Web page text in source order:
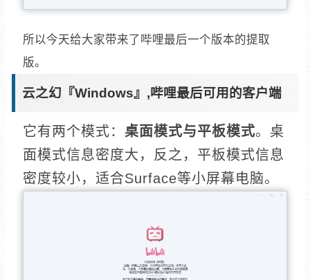
所以今天给大家带来了哔哩最后一个版本的提取
版。
云之幻『Windows』,哔哩最后可用的客户端
它有两个模式： 桌面模式与平板模式。桌
面模式信息密度大，反之，平板模式信息
密度较小，适合Surface等小屏幕电脑。